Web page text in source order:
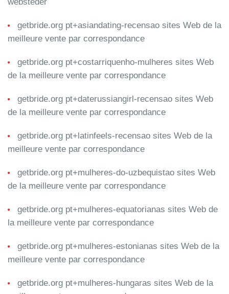
getbride.org pt+asiandating-recensao sites Web de la
meilleure vente par correspondance
getbride.org pt+costarriquenho-mulheres sites Web
de la meilleure vente par correspondance
getbride.org pt+daterussiangirl-recensao sites Web
de la meilleure vente par correspondance
getbride.org pt+latinfeels-recensao sites Web de la
meilleure vente par correspondance
getbride.org pt+mulheres-do-uzbequistao sites Web
de la meilleure vente par correspondance
getbride.org pt+mulheres-equatorianas sites Web de
la meilleure vente par correspondance
getbride.org pt+mulheres-estonianas sites Web de la
meilleure vente par correspondance
getbride.org pt+mulheres-hungaras sites Web de la